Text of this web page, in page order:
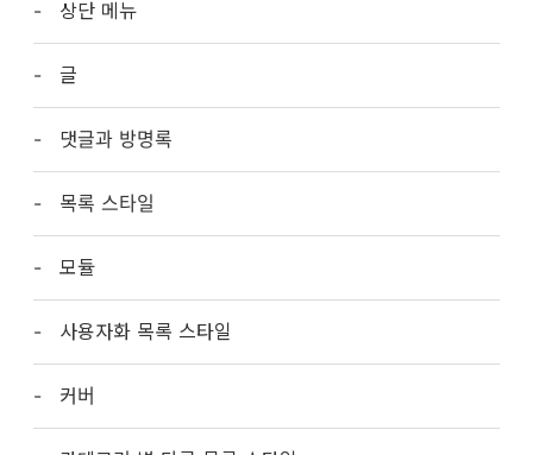
상단 메뉴
글
댓글과 방명록
목록 스타일
모듈
사용자화 목록 스타일
커버